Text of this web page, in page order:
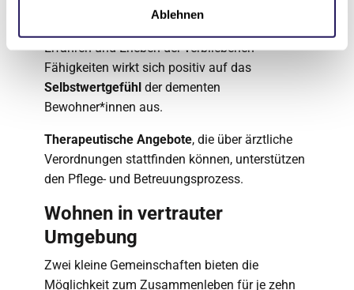
Ablehnen
Singen, zusammen sauber machen und
Erfahren und Erleben der verbliebenen
Fähigkeiten wirkt sich positiv auf das
Selbstwertgefühl der dementen
Bewohner*innen aus.
Therapeutische Angebote, die über ärztliche
Verordnungen stattfinden können, unterstützen
den Pflege- und Betreuungsprozess.
Wohnen in vertrauter
Umgebung
Zwei kleine Gemeinschaften bieten die
Möglichkeit zum Zusammenleben für je zehn